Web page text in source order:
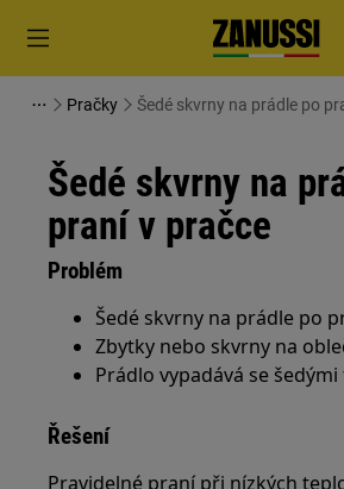
Pračky Šedé skvrny na prádle po
Šedé skvrny na
praní v pračce
Problém
Šedé skvrny na prádle po
Zbytky nebo skvrny na
Prádlo vypadává se
Řešení
Pravidelné praní při nízkých